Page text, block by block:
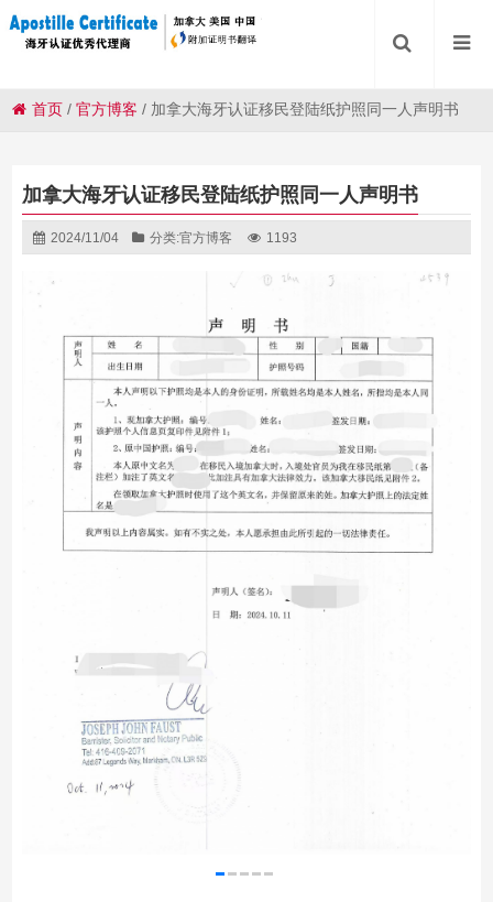
首页 /官方博客 / 加拿大海牙认证移民登陆纸护照同一人声明书
加拿大海牙认证移民登陆纸护照同一人声明书
2024/11/04 分类:官方博客 1193